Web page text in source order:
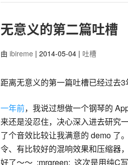
无意义的第二篇吐槽
由 ibireme | 2014-05-04 | 吐槽
距离无意义的第一篇吐槽已经过去3
一年前，我说过想做一个钢琴的
来还是没忍住，决心深入进去研究
了个音效比较让我满意的 demo 了
令、有比较好的混响效果和压缩器
好了～～ :mrgreen: 这次是用纯C